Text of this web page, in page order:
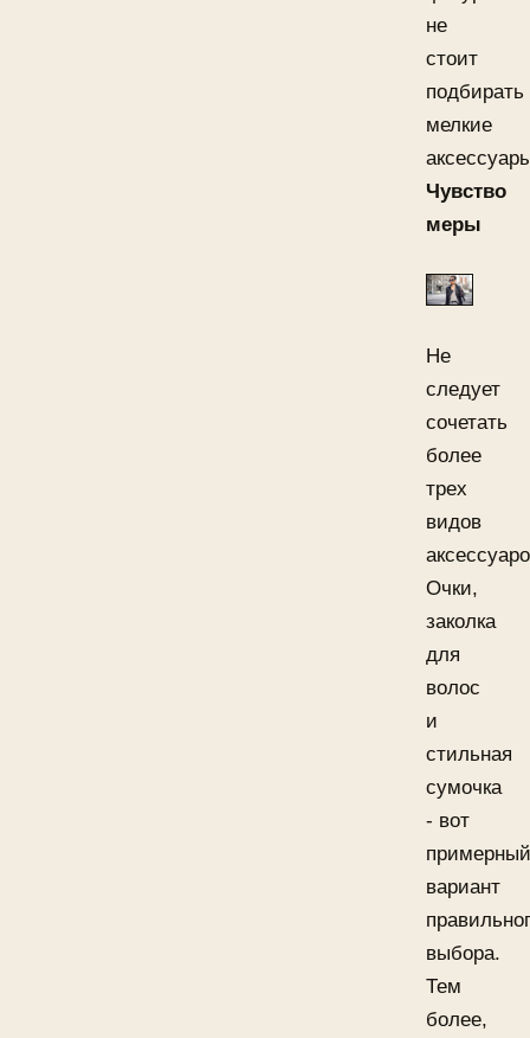
не
стоит
подбирать
мелкие
Чувство
меры
Не
следует
сочетать
более
трех
видов
Очки,
заколка
для
волос
и
стильная
сумочка
- вот
примерный
вариант
выбора.
Тем
более,